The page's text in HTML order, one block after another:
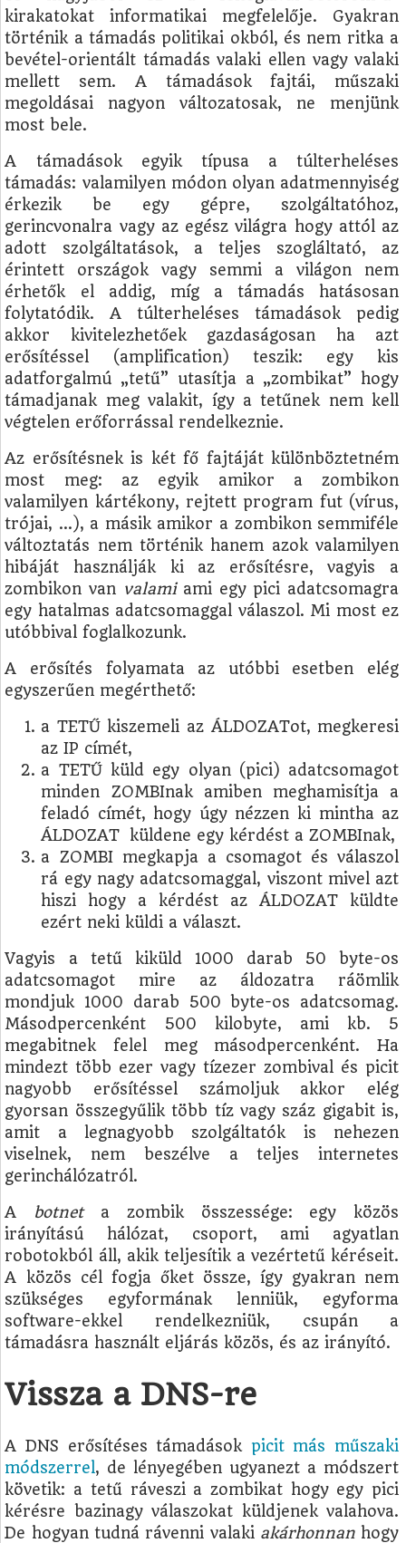
kirakatokat informatikai megfelelője. Gyakran
történik a támadás politikai okból, és nem ritka a
bevétel-orientált támadás valaki ellen vagy valaki
mellett sem. A támadások fajtái, műszaki
megoldásai nagyon változatosak, ne menjünk
most bele.
A támadások egyik típusa a túlterheléses
támadás: valamilyen módon olyan adatmennyiség
érkezik be egy gépre, szolgáltatóhoz,
gerincvonalra vagy az egész világra hogy attól az
adott szolgáltatások, a teljes szogláltató, az
érintett országok vagy semmi a világon nem
érhetők el addig, míg a támadás hatásosan
folytatódik. A túlterheléses támadások pedig
akkor kivitelezhetőek gazdaságosan ha azt
erősítéssel (amplification) teszik: egy kis
adatforgalmú „tetű” utasítja a „zombikat” hogy
támadjanak meg valakit, így a tetűnek nem kell
végtelen erőforrással rendelkeznie.
Az erősítésnek is két fő fajtáját különböztetném
most meg: az egyik amikor a zombikon
valamilyen kártékony, rejtett program fut (vírus,
trójai, …), a másik amikor a zombikon semmiféle
változtatás nem történik hanem azok valamilyen
hibáját használják ki az erősítésre, vagyis a
zombikon van valamiami egy pici adatcsomagra
egy hatalmas adatcsomaggal válaszol. Mi most ez
utóbbival foglalkozunk.
A erősítés folyamata az utóbbi esetben elég
egyszerűen megérthető:
a TETŰ kiszemeli az ÁLDOZATot, megkeresi
az IP címét,
a TETŰ küld egy olyan (pici) adatcsomagot
minden ZOMBInak amiben meghamisítja a
feladó címét, hogy úgy nézzen ki mintha az
ÁLDOZAT küldene egy kérdést a ZOMBInak,
a ZOMBI megkapja a csomagot és válaszol
rá egy nagy adatcsomaggal, viszont mivel azt
hiszi hogy a kérdést az ÁLDOZAT küldte
ezért neki küldi a választ.
Vagyis a tetű kiküld 1000 darab 50 byte-os
adatcsomagot mire az áldozatra ráömlik
mondjuk 1000 darab 500 byte-os adatcsomag.
Másodpercenként 500 kilobyte, ami kb. 5
megabitnek felel meg másodpercenként. Ha
mindezt több ezer vagy tízezer zombival és picit
nagyobb erősítéssel számoljuk akkor elég
gyorsan összegyűlik több tíz vagy száz gigabit is,
amit a legnagyobb szolgáltatók is nehezen
viselnek, nem beszélve a teljes internetes
gerinchálózatról.
A botneta zombik összessége: egy közös
irányítású hálózat, csoport, ami agyatlan
robotokból áll, akik teljesítik a vezértetű kéréseit.
A közös cél fogja őket össze, így gyakran nem
szükséges egyformának lenniük, egyforma
software-ekkel rendelkezniük, csupán a
támadásra használt eljárás közös, és az irányító.
Vissza a DNS-re
A DNS erősítéses támadások picit más műszaki
módszerrel, de lényegében ugyanezt a módszert
követik: a tetű ráveszi a zombikat hogy egy pici
kérésre bazinagy válaszokat küldjenek valahova.
De hogyan tudná rávenni valaki akárhonnanhogy